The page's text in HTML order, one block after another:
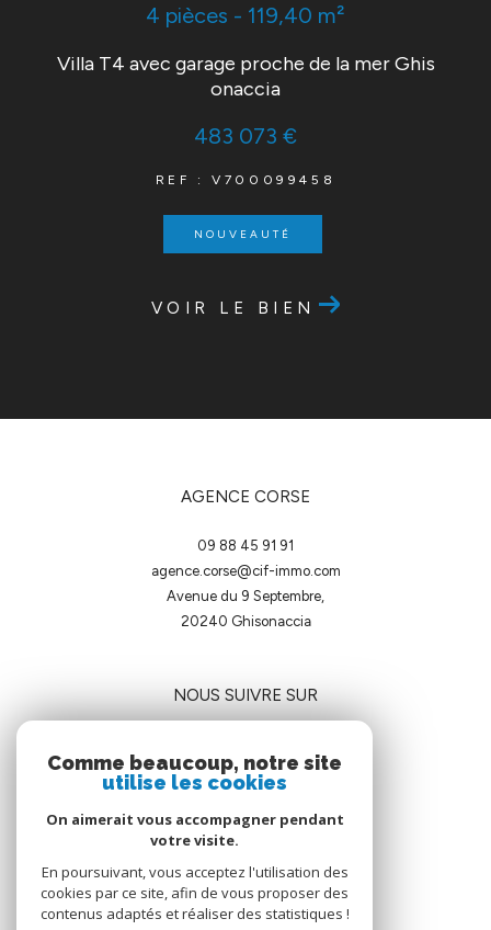
4 pièces - 119,40 m²
Villa T4 avec garage proche de la mer Ghis
onaccia
483 073 €
REF : V700099458
NOUVEAUTÉ
VOIR LE BIEN
AGENCE CORSE
09 88 45 91 91
agence.corse@cif-immo.com
Avenue du 9 Septembre,
20240
ghisonaccia
NOUS SUIVRE SUR
Comme beaucoup, notre site
utilise les cookies
On aimerait vous accompagner pendant
votre visite.
En poursuivant, vous acceptez l'utilisation des
cookies par ce site, afin de vous proposer des
contenus adaptés et réaliser des statistiques !